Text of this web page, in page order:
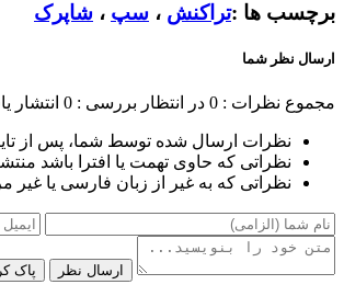
برچسب ها :تراکنش‌ ، سپ ، شاپرک
ارسال نظر شما
مجموع نظرات : 0 در انتظار بررسی : 0 انتشار
نظرات ارسال شده توسط شما، پس از
نظراتی که حاوی تهمت یا افترا باشد
نظراتی که به غیر از زبان فارسی یا غیر
ارسال نظر پاک